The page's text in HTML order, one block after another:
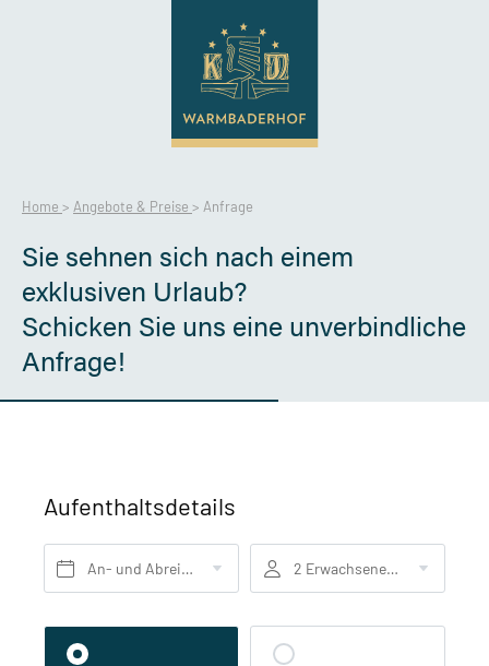
Home > Angebote & Preise > Anfrage
Sie sehnen sich nach einem
exklusiven Urlaub?
Schicken Sie uns eine unverbindliche
Anfrage!
Aufenthaltsdetails
An- und Abreise* 2 Erwachsene, Frühstück